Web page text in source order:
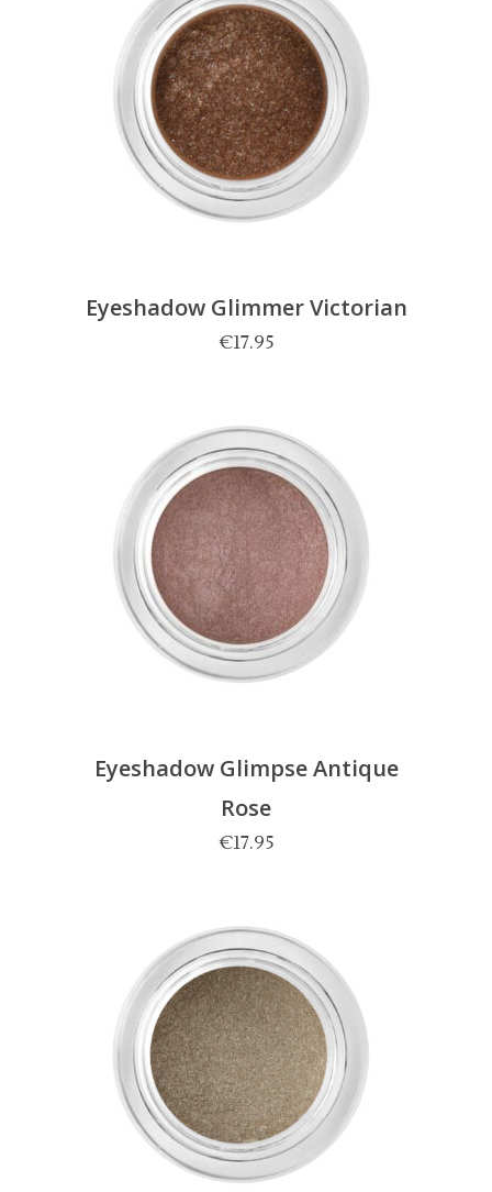
Eyeshadow Glimmer Victorian
€17.95
Eyeshadow Glimpse Antique
Rose
€17.95